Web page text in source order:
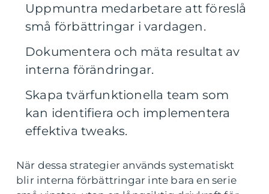
Uppmuntra medarbetare att föreslå
små förbättringar i vardagen.
Dokumentera och mäta resultat av
interna förändringar.
Skapa tvärfunktionella team som
kan identifiera och implementera
effektiva tweaks.
När dessa strategier används systematiskt
blir interna förbättringar inte bara en serie